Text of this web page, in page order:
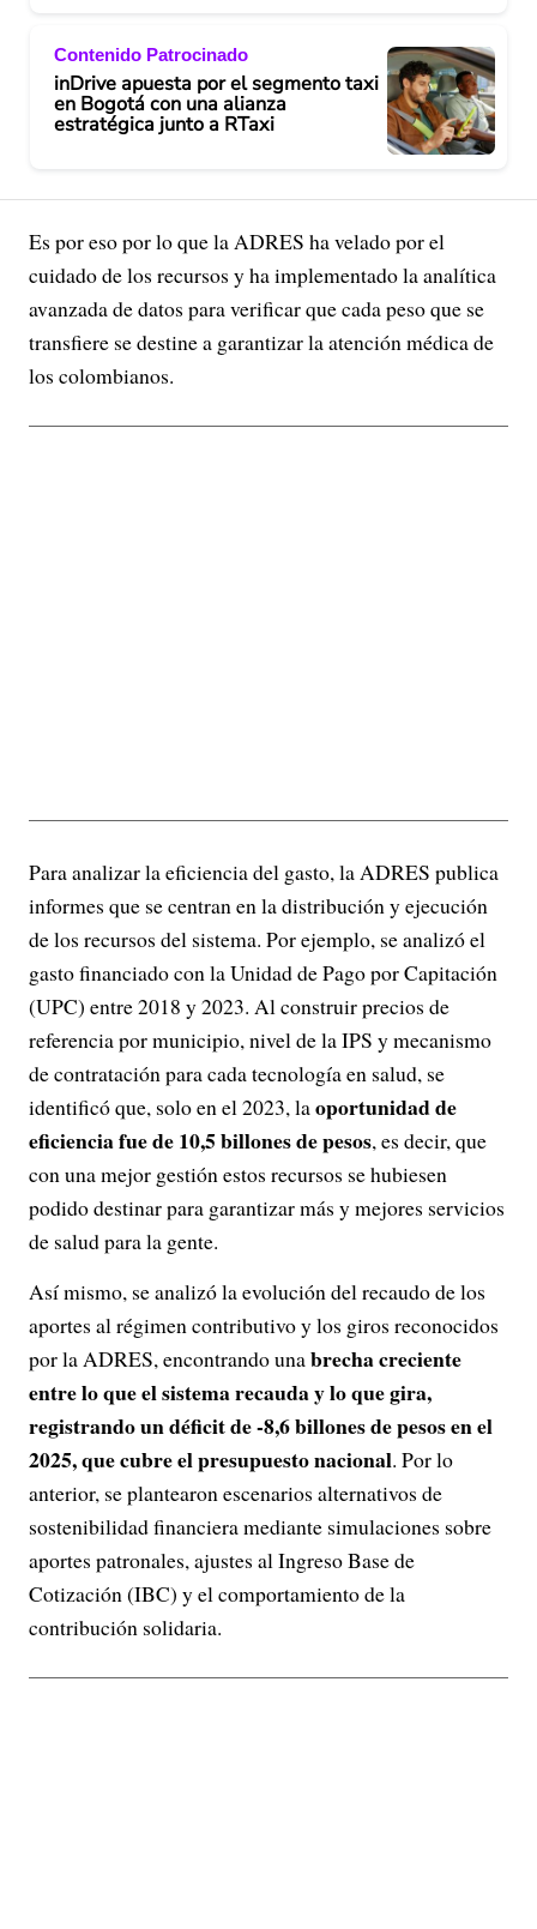
Contenido Patrocinado
inDrive apuesta por el segmento taxi
en Bogotá con una alianza
estratégica junto a RTaxi
Es por eso por lo que la ADRES ha velado por el
cuidado de los recursos y ha implementado la analítica
avanzada de datos para verificar que cada peso que se
transfiere se destine a garantizar la atención médica de
los colombianos.
Para analizar la eficiencia del gasto, la ADRES publica
informes que se centran en la distribución y ejecución
de los recursos del sistema. Por ejemplo, se analizó el
gasto financiado con la Unidad de Pago por Capitación
(UPC) entre 2018 y 2023. Al construir precios de
referencia por municipio, nivel de la IPS y mecanismo
de contratación para cada tecnología en salud, se
identificó que, solo en el 2023, laoportunidad de
eficiencia fue de 10,5 billones de pesos, es decir, que
con una mejor gestión estos recursos se hubiesen
podido destinar para garantizar más y mejores servicios
de salud para la gente.
Así mismo, se analizó la evolución del recaudo de los
aportes al régimen contributivo y los giros reconocidos
por la ADRES, encontrando unabrecha creciente
entre lo que el sistema recauda y lo que gira,
registrando un déficit de -8,6 billones de pesos en el
2025, que cubre el presupuesto nacional. Por lo
anterior, se plantearon escenarios alternativos de
sostenibilidad financiera mediante simulaciones sobre
aportes patronales, ajustes al Ingreso Base de
Cotización (IBC) y el comportamiento de la
contribución solidaria.